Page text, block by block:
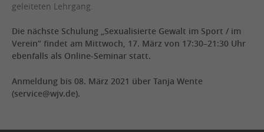
geleiteten Lehrgang.
Die nächste Schulung „Sexualisierte Gewalt im Sport / im
Verein“ findet am Mittwoch, 17. März von 17:30–21:30 Uhr
ebenfalls als Online-Seminar statt.
Anmeldung bis 08. März 2021 über Tanja Wente
(service@wjv.de).